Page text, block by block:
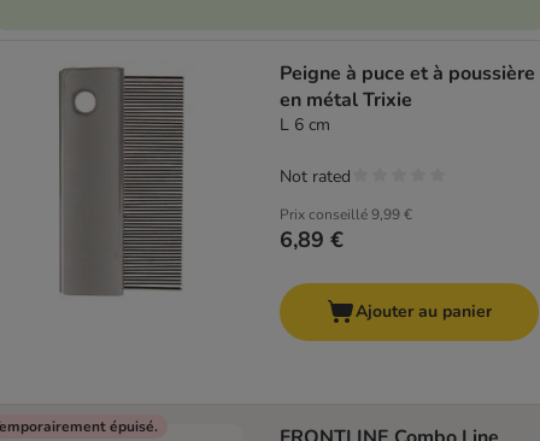
Peigne à puce et à poussière
en métal Trixie
L 6 cm
Prix conseillé9,99 €
6,89 €
Not rated
Ajouter au panier
épuisé.